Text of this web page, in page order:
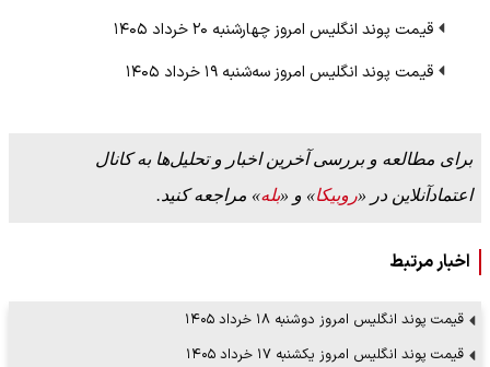
قیمت پوند انگلیس امروز چهارشنبه ۲۰ خرداد ۱۴۰۵
قیمت پوند انگلیس امروز سه‌شنبه ۱۹ خرداد ۱۴۰۵
برای مطالعه و بررسی آخرین اخبار و تحلیل‌ها به کانال
اعتمادآنلاین در «روبیکا» و «بله» مراجعه کنید.
اخبار مرتبط
قیمت پوند انگلیس امروز دوشنبه ۱۸ خرداد ۱۴۰۵
قیمت پوند انگلیس امروز یکشنبه ۱۷ خرداد ۱۴۰۵